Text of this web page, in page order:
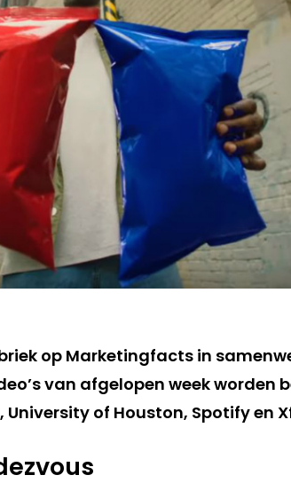
op Marketingfacts in
van afgelopen week worden
of Houston, Spotify en